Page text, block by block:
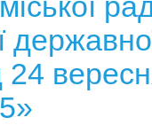
24